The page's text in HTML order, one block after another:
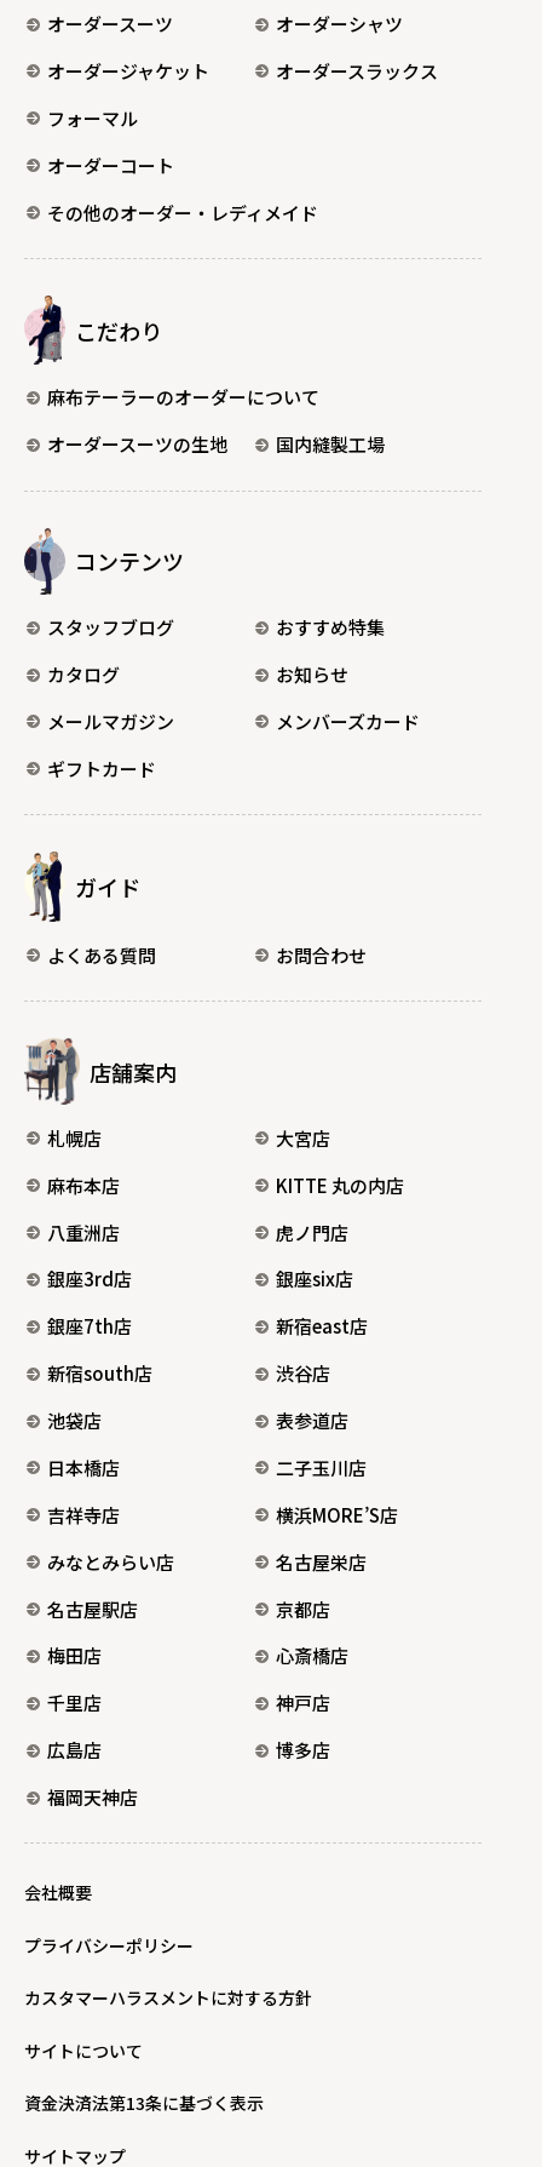
オーダースーツ
オーダーシャツ
オーダージャケット
オーダースラックス
フォーマル
オーダーコート
その他のオーダー・レディメイド
こだわり
麻布テーラーのオーダーについて
オーダースーツの生地
国内縫製工場
コンテンツ
スタッフブログ
おすすめ特集
カタログ
お知らせ
メールマガジン
メンバーズカード
ギフトカード
ガイド
よくある質問 お問合わせ
店舗案内
札幌店
大宮店
麻布本店
KITTE 丸の内店
八重洲店
虎ノ門店
銀座3rd店
銀座six店
銀座7th店
新宿east店
新宿south店
渋谷店
池袋店
表参道店
日本橋店
二子玉川店
吉祥寺店
横浜MORE’S店
みなとみらい店
名古屋栄店
名古屋駅店
京都店
梅田店
心斎橋店
千里店
神戸店
広島店
博多店
福岡天神店
会社概要
プライバシーポリシー
カスタマーハラスメントに対する方針
サイトについて
資金決済法第13条に基づく表示
サイトマップ